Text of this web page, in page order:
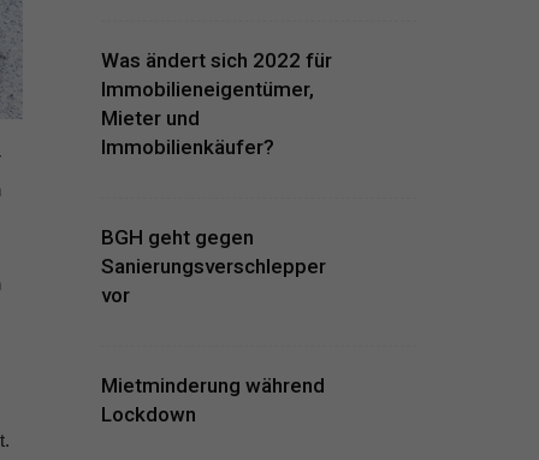
Was ändert sich 2022 für
Immobilieneigentümer,
Mieter und
Immobilienkäufer?
BGH geht gegen
Sanierungsverschlepper
vor
Mietminderung während
Lockdown